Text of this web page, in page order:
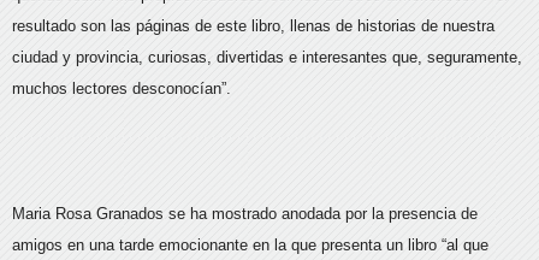
resultado son las páginas de este libro, llenas de historias de nuestra
ciudad y provincia, curiosas, divertidas e interesantes que, seguramente,
muchos lectores desconocían”.
Maria Rosa Granados se ha mostrado anodada por la presencia de
amigos en una tarde emocionante en la que presenta un libro “al que